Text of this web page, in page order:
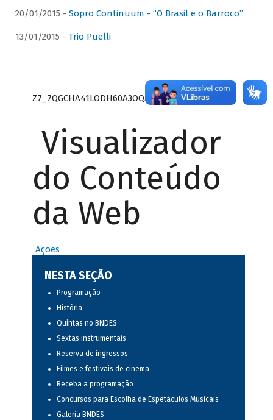
20/01/2015 - Sopro Continuum - “O Brasil e o Barroco”
13/01/2015 - Trio Puelli
Z7_7QGCHA41LODH60A3OQA8RN1415
Visualizador
do Conteúdo
da Web
Ações
NESTA SEÇÃO
Programação
História
Quintas no BNDES
Sextas instrumentais
Reserva de ingressos
Filmes e festivais de cinema
Receba a programação
Concursos para Escolha de Espetáculos Musicais
Galeria BNDES